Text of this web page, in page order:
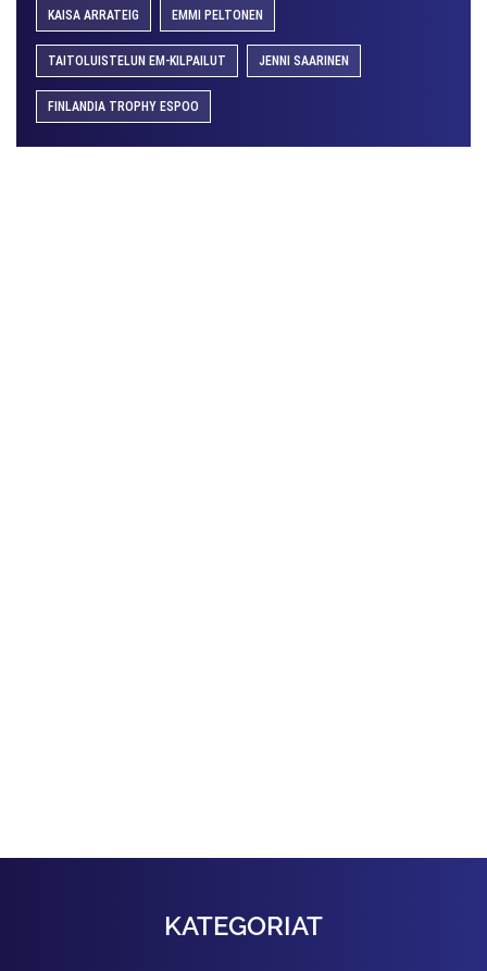
KAISA ARRATEIG EMMI PELTONEN
TAITOLUISTELUN EM-KILPAILUT JENNI SAARINEN
FINLANDIA TROPHY ESPOO
KATEGORIAT